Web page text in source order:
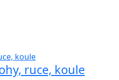
ruce, koule